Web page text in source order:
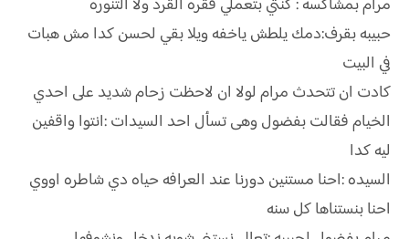
مرام بمشاكسه : كنتي بتعملي فقره القرد ولا التنوره
حبيبه بقرف:دمك يلطش ياخفه ويلا بقي لحسن كدا مش هبات
في البيت
كادت ان تتحدث مرام لولا ان لاحظت زحام شديد على احدي
الخيام فقالت بفضول وهى تسأل احد السيدات :انتوا واقفين
ليه كدا
السيده :احنا مستنين دورنا عند العرافه حياه دي شاطره اووي
احنا بنستناها كل سنه